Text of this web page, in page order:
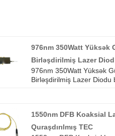
976nm 350Watt Yüksək
Birləşdirilmiş Lazer Diod
976nm 350Watt Yüksək
Birləşdirilmiş Lazer Diodu
diodudur. Həmçinin fiber
üçün kommersiya
1550nm DFB Koaksial
Quraşdırılmış TEC